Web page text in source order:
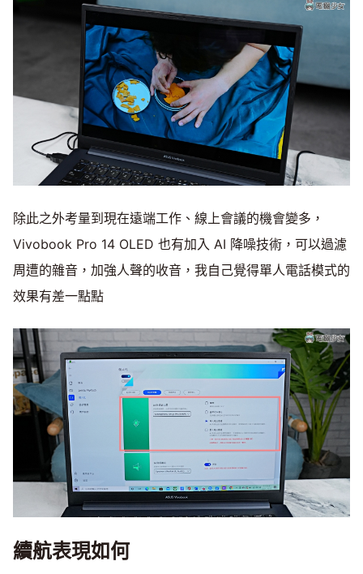
除此之外考量到現在遠端工作、線上會議的機會變多，
Vivobook Pro 14 OLED 也有加入 AI 降噪技術，可以過濾
周遭的雜音，加強人聲的收音，我自己覺得單人電話模式的
效果有差一點點
續航表現如何